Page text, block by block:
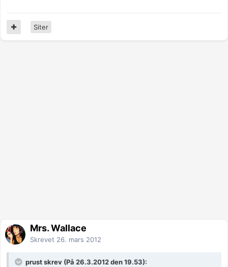
Siter
Mrs. Wallace
Skrevet 26. mars 2012
prust skrev (På 26.3.2012 den 19.53):